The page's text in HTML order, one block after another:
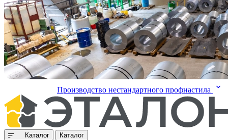
Производство нестандартного профнастила
Каталог Каталог